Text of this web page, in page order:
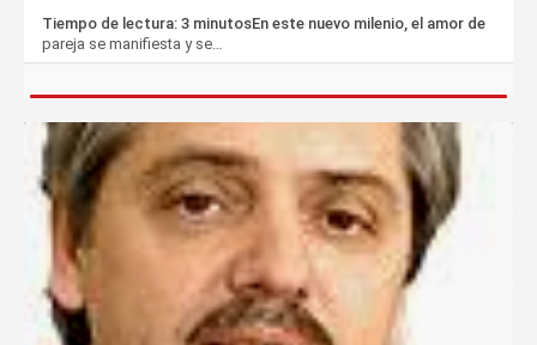
Tiempo de lectura: 3 minutosEn este nuevo milenio, el amor de
pareja se manifiesta y se…